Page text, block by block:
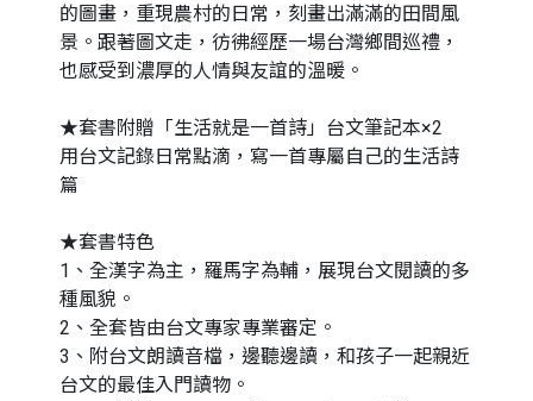
的圖畫，重現農村的日常，刻畫出滿滿的田間風
景。跟著圖文走，彷彿經歷一場台灣鄉間巡禮，
也感受到濃厚的人情與友誼的溫暖。
★套書附贈「生活就是一首詩」台文筆記本×2
用台文記錄日常點滴，寫一首專屬自己的生活詩
篇
★套書特色
1、全漢字為主，羅馬字為輔，展現台文閱讀的多
種風貌。
2、全套皆由台文專家專業審定。
3、附台文朗讀音檔，邊聽邊讀，和孩子一起親近
台文的最佳入門讀物。